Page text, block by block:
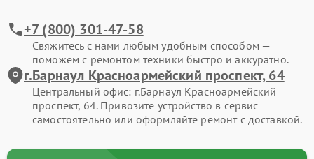
+7 (800) 301-47-58
Свяжитесь с нами любым удобным способом —
поможем с ремонтом техники быстро и аккуратно.
г.Барнаул Красноармейский проспект, 64
Центральный офис: г.Барнаул Красноармейский
проспект, 64. Привозите устройство в сервис
самостоятельно или оформляйте ремонт с доставкой.